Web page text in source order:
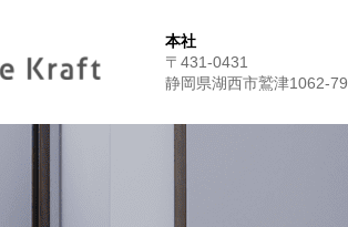
本社
〒431-0431
静岡県湖西市鷲津1062-79